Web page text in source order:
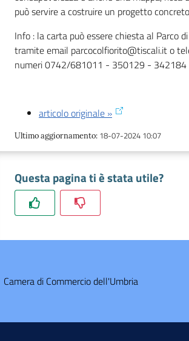
può servire a costruire un progetto
Info : la carta può essere chiesta al Parco
tramite email parcocolfiorito@tiscali.it o
numeri 0742/681011 - 350129 - 342184
articolo originale »
Ultimo aggiornamento: 18-07-2024 10:07
Questa pagina ti è stata utile?
Camera di Commercio dell'Umbria